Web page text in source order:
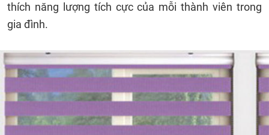
thích năng lượng tích cực của mỗi thành viên trong
gia đình.